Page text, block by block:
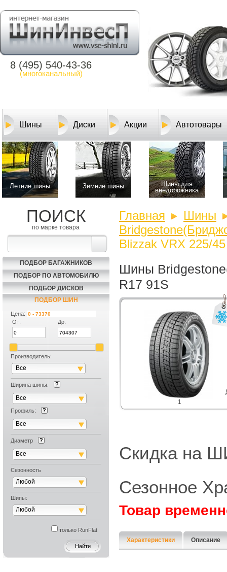
8 (495) 540-43-36
(многоканальный)
Шины Диски Акции Автотовары
Летние шины Зимние шины
Шины для
внедорожника
ПОИСК
по марке товара
ПОДБОР БАГАЖНИКОВ
ПОДБОР ПО АВТОМОБИЛЮ
ПОДБОР ДИСКОВ
ПОДБОР ШИН
Цена:
От:
До:
Производитель:
Все
Ширина шины:
Все
Профиль:
Все
Диаметр
Все
Сезонность
Любой
Шипы:
Любой
только RunFlat
Главная
Шины
Blizzak VRX 225/
Шины
R17 91S
1
Скидка на
Сезонное
Товар
Характеристики Описание